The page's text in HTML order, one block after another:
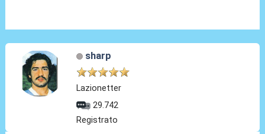
sharp
Lazionetter
29.742
Registrato